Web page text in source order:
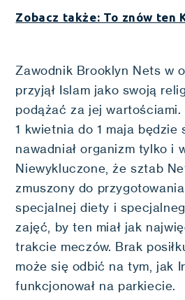
Zobacz także: To znów ten
Zawodnik Brooklyn Nets w
przyjął Islam jako swoją
podążać za jej wartościami.
1 kwietnia do 1 maja będzie
nawadniał organizm tylko i
Niewykluczone, że sztab
zmuszony do
specjalnej diety i
zajęć, by ten miał jak
trakcie meczów. Brak
może się odbić na tym, jak
funkcjonował na parkiecie.